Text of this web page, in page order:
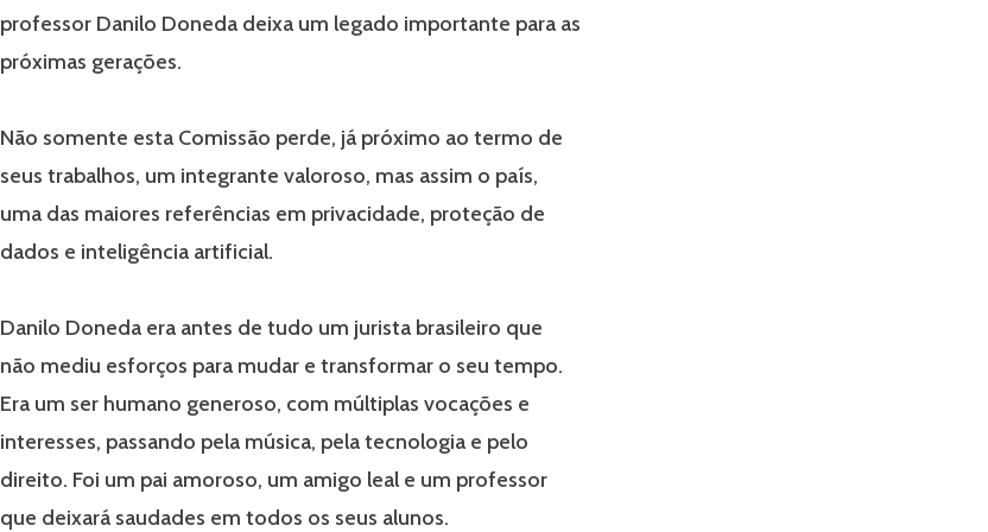
professor Danilo Doneda deixa um legado importante para as
próximas gerações.
Não somente esta Comissão perde, já próximo ao termo de
seus trabalhos, um integrante valoroso, mas assim o país,
uma das maiores referências em privacidade, proteção de
dados e inteligência artificial.
Danilo Doneda era antes de tudo um jurista brasileiro que
não mediu esforços para mudar e transformar o seu tempo.
Era um ser humano generoso, com múltiplas vocações e
interesses, passando pela música, pela tecnologia e pelo
direito. Foi um pai amoroso, um amigo leal e um professor
que deixará saudades em todos os seus alunos.